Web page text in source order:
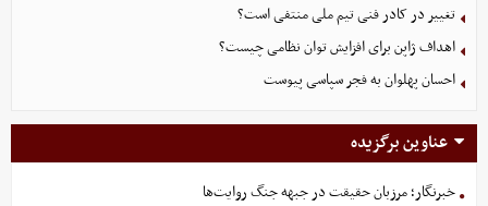
تغییر در کادر فنی تیم ملی منتفی است؟
اهداف ژاپن برای افزایش توان نظامی چیست؟
احسان پهلوان به فجر سپاسی پیوست
عناوین برگزیده
خبرنگار؛ مرزبان حقیقت در جبهه جنگ روایت‌ها